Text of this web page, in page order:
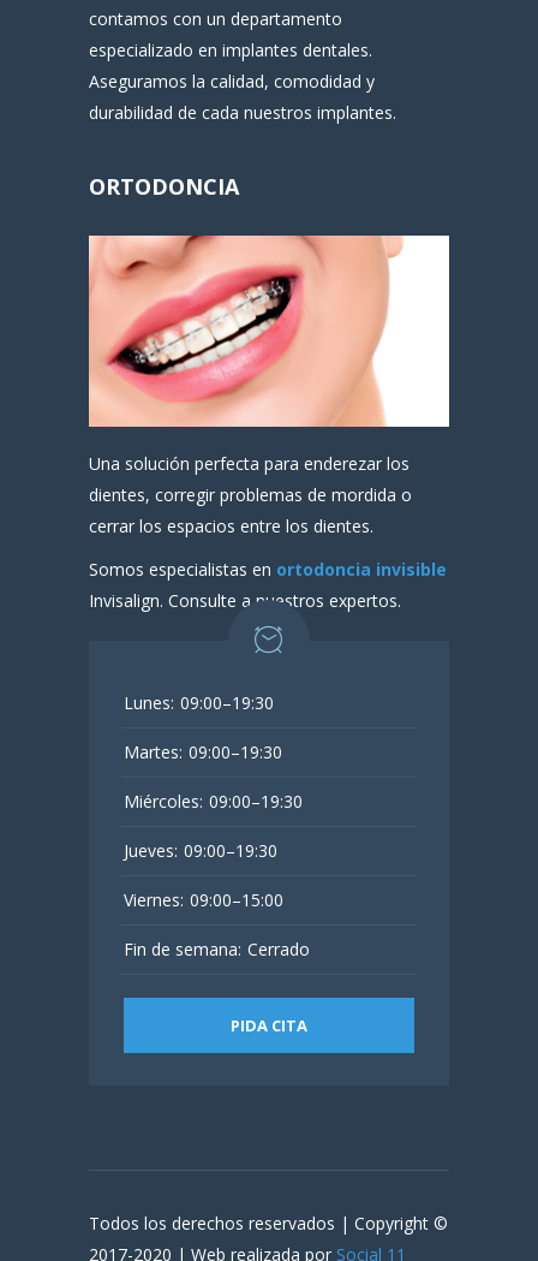
contamos con un departamento
especializado en implantes dentales.
Aseguramos la calidad, comodidad y
durabilidad de cada nuestros implantes.
ORTODONCIA
Una solución perfecta para enderezar los
dientes, corregir problemas de mordida o
cerrar los espacios entre los dientes.
Somos especialistas en ortodoncia invisible
Invisalign. Consulte a nuestros expertos.
Lunes: 09:00–19:30
Martes: 09:00–19:30
Miércoles: 09:00–19:30
Jueves: 09:00–19:30
Viernes: 09:00–15:00
Fin de semana: Cerrado
PIDA CITA
Todos los derechos reservados | Copyright ©
2017-2020 | Web realizada por Social 11